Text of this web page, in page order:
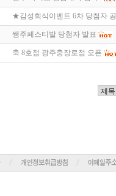
★감성회식이벤트 6차 당첨자
쌩주페스티발 당첨자 발표
축 8호점 광주충장로점 오픈